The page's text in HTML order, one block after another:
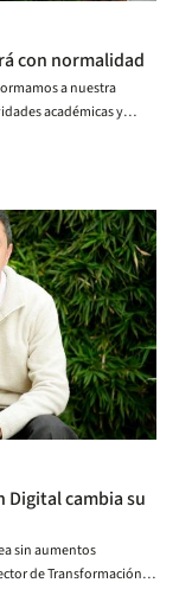
con normalidad
a nuestra
académicas y
Digital cambia su
sin aumentos
de Transformación